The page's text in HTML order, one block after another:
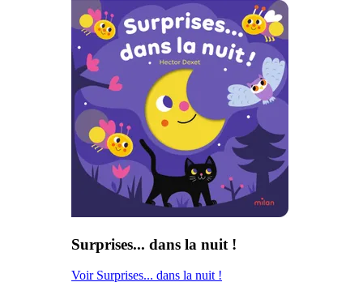
Surprises... dans la nuit !
Voir Surprises... dans la nuit !